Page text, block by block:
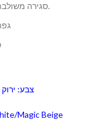
סגירה משולבת: שרוכים ורצועת סקוטש.
צבע:
Magic Beige